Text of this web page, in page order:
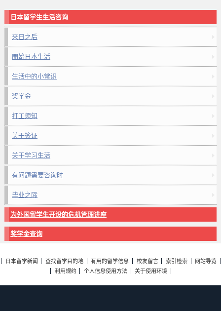
日本留学生生活咨询
来日之后
開始日本生活
生活中的小常识
奖学金
打工须知
关于签证
关于学习生活
有问题需要咨询时
毕业之际
为外国留学生开设的危机管理讲座
奖学金查询
日本留学新闻 查找留学目的地 有用的留学信息 校友留言 索引检索
网站导览
利用规约
个人信息使用方法 关于使用环境